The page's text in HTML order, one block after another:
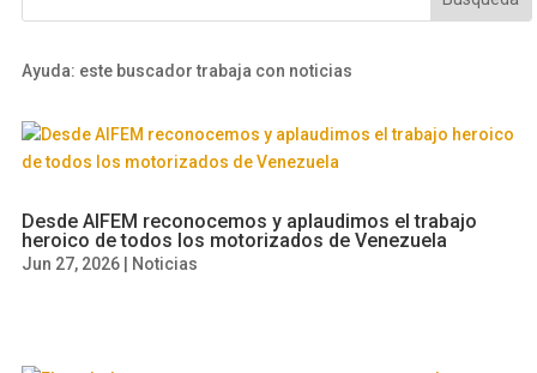
Ayuda: este buscador trabaja con noticias
Desde AIFEM reconocemos y aplaudimos el trabajo
heroico de todos los motorizados de Venezuela
Jun 27, 2026 Noticias